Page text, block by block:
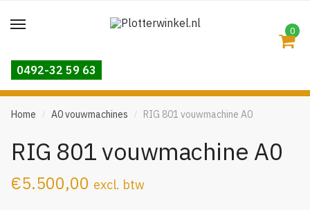
to
to
0
0492-32 59 63
Home / A0 vouwmachines / RIG 801 vouwmachine A0
RIG 801 vouwmachine A0
€5.500,00 excl. btw